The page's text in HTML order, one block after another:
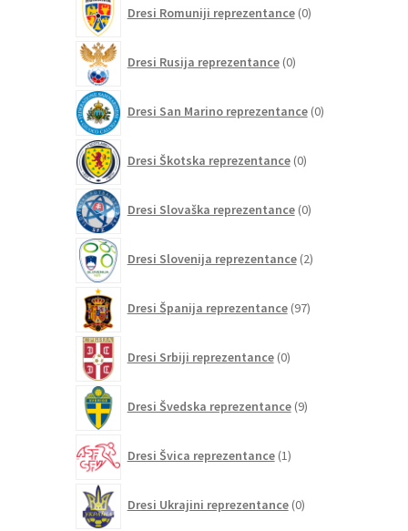
Dresi Romuniji reprezentance 0izdelkov
Dresi Rusija reprezentance 0izdelkov
Dresi San Marino reprezentance 0izdelkov
Dresi Škotska reprezentance 0izdelkov
Dresi Slovaška reprezentance 0izdelkov
Dresi Slovenija reprezentance 2izdelka
Dresi Španija reprezentance 97izdelkov
Dresi Srbiji reprezentance 0izdelkov
Dresi Švedska reprezentance 9izdelkov
Dresi Švica reprezentance 1izdelek
Dresi Ukrajini reprezentance 0izdelkov